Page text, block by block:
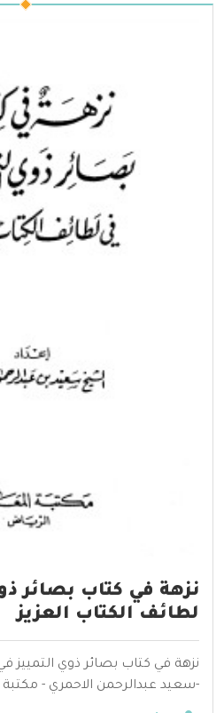
نزهة في كتاب بصائر
لطائف الكتاب العزيز
نزهة في كتاب بصائر ذوي التمييز
-سعيد عبدالرحمن الاحمري - مكتبة